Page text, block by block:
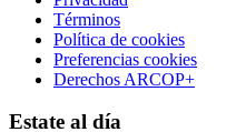
Términos
Política de cookies
Preferencias cookies
Derechos ARCOP+
Estate al día